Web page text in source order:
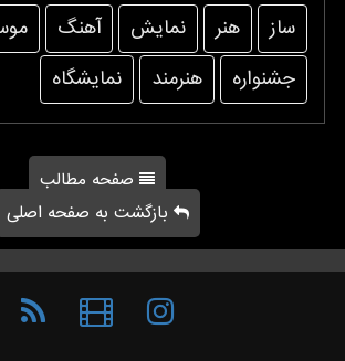
ساز هنر نمایش آهنگ
جشنواره
هنرمند نمایشگاه
صفحه مطالب
بازگشت به صفحه اصلی